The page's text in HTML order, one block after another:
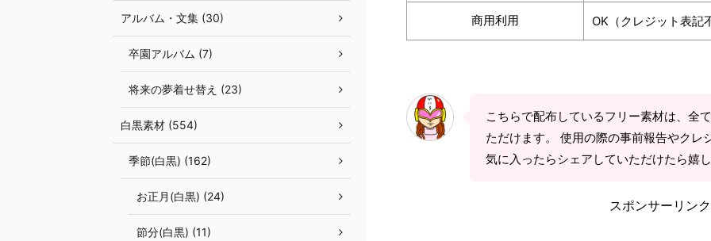
商用利用 OK（クレジット表記
こちらで配布しているフリー素材は、全
ただけます。 使用の際の事前報告やクレ
気に入ったらシェアしていただけたら嬉し
スポンサーリンク
アルバム・文集 (30)
卒園アルバム (7)
将来の夢着せ替え (23)
白黒素材 (554)
季節(白黒) (162)
お正月(白黒) (24)
節分(白黒) (11)